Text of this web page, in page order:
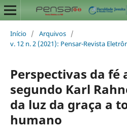
Início / Arquivos /
v. 12 n. 2 (2021): Pensar-Revista
Perspectivas da
segundo Karl
da luz da graça a
humano